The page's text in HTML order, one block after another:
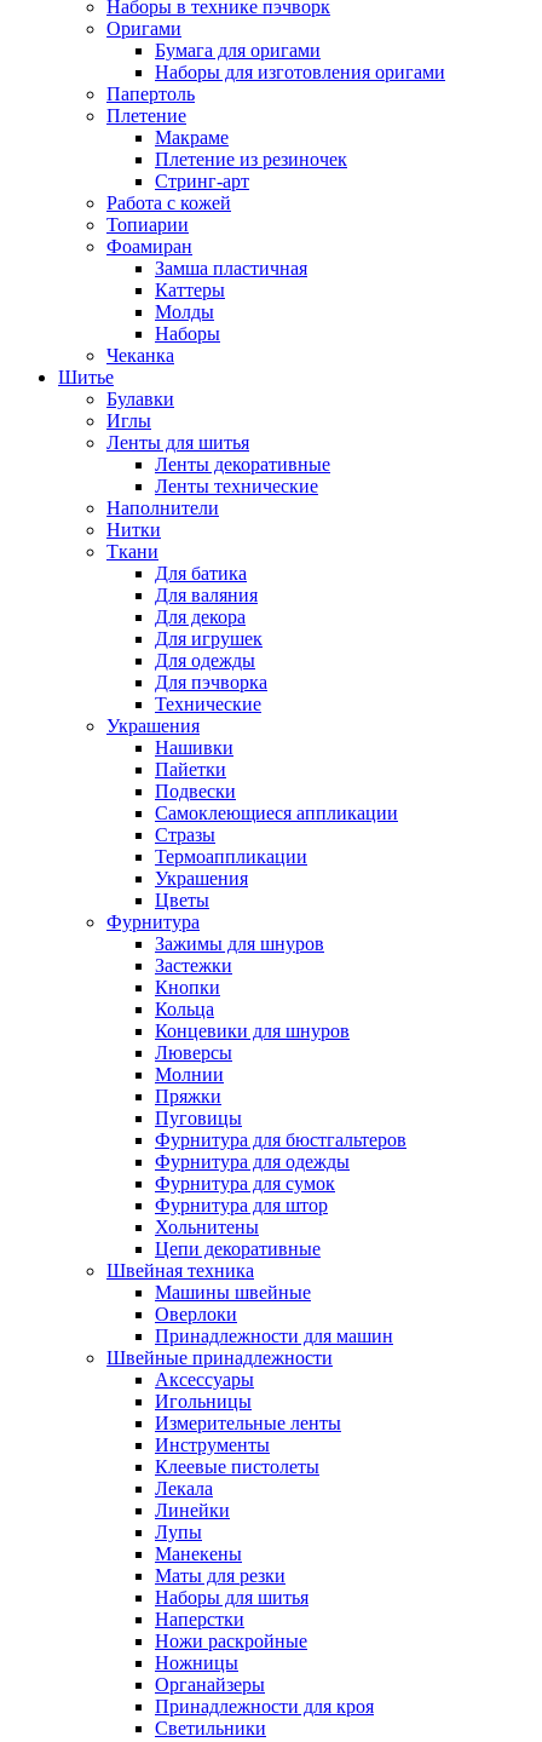
Наборы в технике пэчворк
Оригами
Бумага для оригами
Наборы для изготовления оригами
Папертоль
Плетение
Макраме
Плетение из резиночек
Стринг-арт
Работа с кожей
Топиарии
Фоамиран
Замша пластичная
Каттеры
Молды
Наборы
Чеканка
Шитье
Булавки
Иглы
Ленты для шитья
Ленты декоративные
Ленты технические
Наполнители
Нитки
Ткани
Для батика
Для валяния
Для декора
Для игрушек
Для одежды
Для пэчворка
Технические
Украшения
Нашивки
Пайетки
Подвески
Самоклеющиеся аппликации
Стразы
Термоаппликации
Украшения
Цветы
Фурнитура
Зажимы для шнуров
Застежки
Кнопки
Кольца
Концевики для шнуров
Люверсы
Молнии
Пряжки
Пуговицы
Фурнитура для бюстгальтеров
Фурнитура для одежды
Фурнитура для сумок
Фурнитура для штор
Хольнитены
Цепи декоративные
Швейная техника
Машины швейные
Оверлоки
Принадлежности для машин
Швейные принадлежности
Аксессуары
Игольницы
Измерительные ленты
Инструменты
Клеевые пистолеты
Лекала
Линейки
Лупы
Манекены
Маты для резки
Наборы для шитья
Наперстки
Ножи раскройные
Ножницы
Органайзеры
Принадлежности для кроя
Светильники